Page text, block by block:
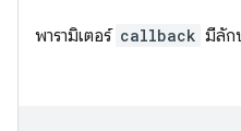
พารามิเตอร์ callback มีลั